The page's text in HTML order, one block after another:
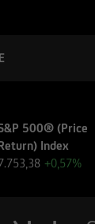
500® (Price
Index
+0,57%